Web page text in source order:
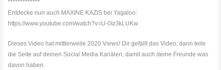
*************
Entdecke nun auch MAXINE KAZIS bei Yagaloo:
https://www.youtube.com/watch?v=U-0Iz3kLUKw
Dieses Video hat mittlerweile 2020 Views! Dir gefällt das Video, dann teile
die Seite auf deinen Social Media Kanälen, damit auch deine Freunde was
davon haben.